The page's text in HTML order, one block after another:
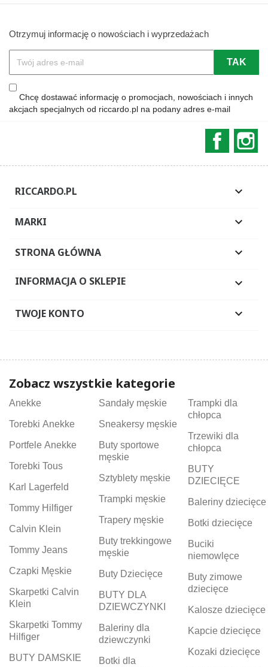
Otrzymuj informację o nowościach i wyprzedażach
Chcę dostawać informację o promocjach, nowościach i innych
akcjach specjalnych od riccardo.pl na podany adres e-mail
RICCARDO.PL 
MARKI 
STRONA GŁÓWNA 
INFORMACJA O SKLEPIE 
TWOJE KONTO 
Zobacz wszystkie kategorie
Anekke
Torebki Anekke
Portfele Anekke
Torebki Tous
Karl Lagerfeld
Tommy Hilfiger
Calvin Klein
Tommy Jeans
Czapki Męskie
Skarpetki Calvin
Klein
Skarpetki Tommy
Hilfiger
BUTY DAMSKIE
Sandały męskie
Sneakersy męskie
Buty sportowe
męskie
Sztyblety męskie
Trampki męskie
Trapery męskie
Buty trekkingowe
męskie
Buty Dziecięce
BUTY DLA
DZIEWCZYNKI
Baleriny dla
dziewczynki
Botki dla
Trampki dla
chłopca
Trzewiki dla
chłopca
BUTY
DZIECIĘCE
Baleriny dziecięce
Botki dziecięce
Buciki
niemowlęce
Buty zimowe
dziecięce
Kalosze dziecięce
Kapcie dziecięce
Kozaki dziecięce